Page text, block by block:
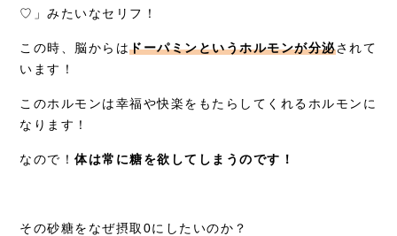
♡」みたいなセリフ！
この時、脳からはドーパミンというホルモンが分泌されて
います！
このホルモンは幸福や快楽をもたらしてくれるホルモンに
なります！
なので！体は常に糖を欲してしまうのです！
その砂糖をなぜ摂取0にしたいのか？